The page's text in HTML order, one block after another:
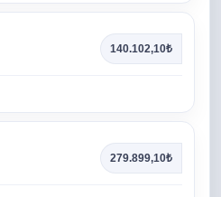
140.102,10₺
279.899,10₺